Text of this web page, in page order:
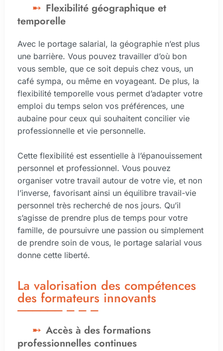
Flexibilité géographique et
temporelle
Avec le portage salarial, la géographie n’est plus
une barrière. Vous pouvez travailler d’où bon
vous semble, que ce soit depuis chez vous, un
café sympa, ou même en voyageant. De plus, la
flexibilité temporelle vous permet d’adapter votre
emploi du temps selon vos préférences, une
aubaine pour ceux qui souhaitent concilier vie
professionnelle et vie personnelle.
Cette flexibilité est essentielle à l’épanouissement
personnel et professionnel. Vous pouvez
organiser votre travail autour de votre vie, et non
l’inverse, favorisant ainsi un équilibre travail-vie
personnel très recherché de nos jours. Qu’il
s’agisse de prendre plus de temps pour votre
famille, de poursuivre une passion ou simplement
de prendre soin de vous, le portage salarial vous
donne cette liberté.
La valorisation des compétences
des formateurs innovants
Accès à des formations
professionnelles continues